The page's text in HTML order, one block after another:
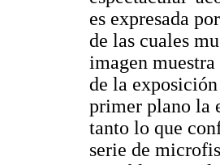
es expresada
de las cuales
imagen
de la
primer plano la
tanto lo que
serie de